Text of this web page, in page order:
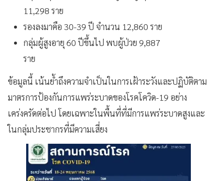
11,298 ราย
รองลงมาคือ 30-39 ปี จำนวน 12,860 ราย
กลุ่มผู้สูงอายุ 60 ปีขึ้นไป พบผู้ป่วย 9,887
ราย
ข้อมูลนี้ เน้นย้ำถึงความจำเป็นในการเฝ้าระวังและปฏิบัติตาม
มาตรการป้องกันการแพร่ระบาดของโรคโควิด-19 อย่าง
เคร่งครัดต่อไป โดยเฉพาะในพื้นที่ที่มีการแพร่ระบาดสูงและ
ในกลุ่มประชากรที่มีความเสี่ยง